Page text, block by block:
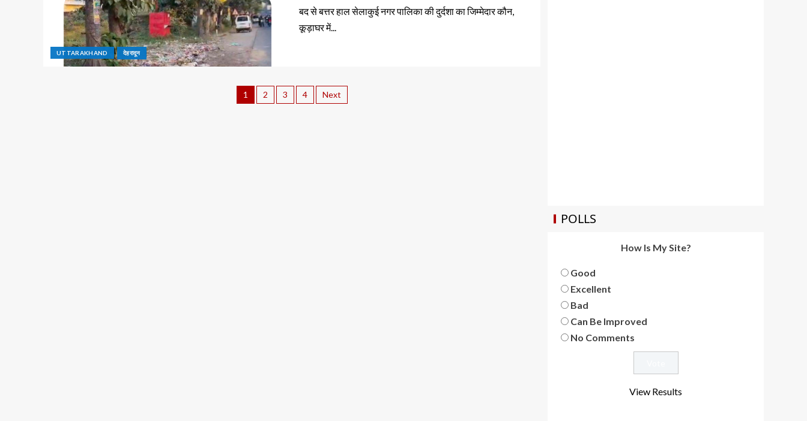
UTTARAKHAND देहरादून
बद से बत्तर हाल सेलाकुई नगर पालिका की दुर्दशा का जिम्मेदार कौन,
कूड़ाघर में...
1 2 3 4 Next
POLLS
How Is My Site?
Good
Excellent
Bad
Can Be Improved
No Comments
View Results